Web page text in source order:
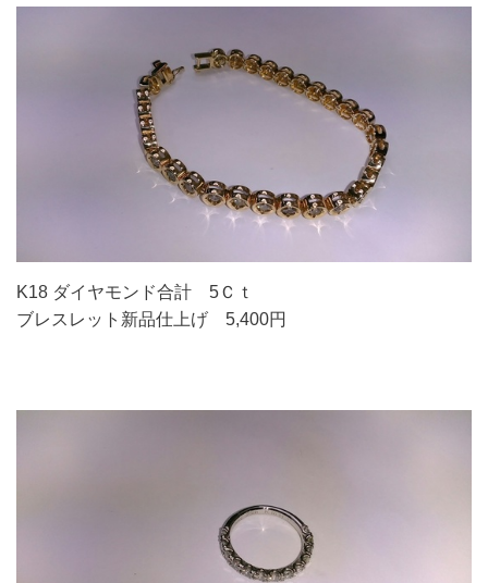
K18 ダイヤモンド合計 5Ｃｔ
ブレスレット新品仕上げ 5,400円